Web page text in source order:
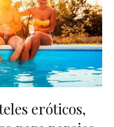
eróticos,